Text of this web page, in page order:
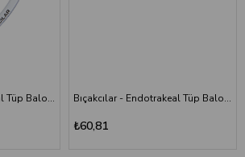
Bıçakcılar - Endotrakeal Tüp Balonlu (Kaflı)- 4,0 mm Bıçakcılar - Endotrakeal Tüp Balonlu (Kaflı) - 5,5 MM
₺60,81